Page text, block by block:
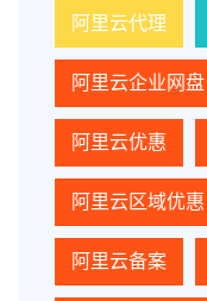
阿里云代理
阿里云企业网盘
阿里云优惠
阿里云区域优惠
阿里云备案